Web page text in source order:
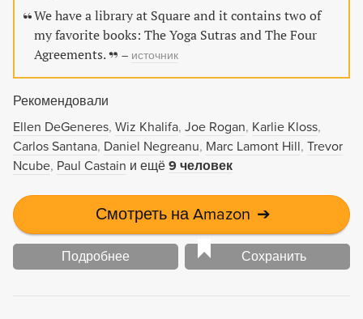
опубликована в 1997 году и около 10 лет была
бестселлером The New York Times. В ней вам даны
четыре соглашения: никогда не грешите словом, не
полную меру своих сил и способностей. Учение
тольтеков ставит во главу угла особое состояние духа,
позволяющее с легкостью приобщиться к счастью и
любви. Приняв этот новый кодекс поведения, вы
достичь истинной свободы –– свободы быть собой. И
помните: мы здесь для того, чтобы жить, быть
счастливыми и любить.
We have a library at Square and it contains two of
my favorite books: The Yoga Sutras and The Four
Agreements.
– источник
Рекомендовали
Ellen DeGeneres Wiz Khalifa Joe Rogan Karlie Kloss
Carlos Santana Daniel Negreanu Marc Lamont Hill Trevor
Ncube Paul Castain и ещё 9 человек
Смотреть на Amazon ➔
Подробнее Сохранить